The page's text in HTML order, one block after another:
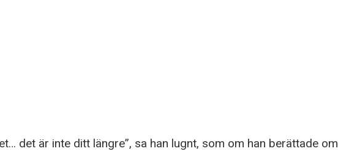
det är inte ditt längre”, sa han lugnt, som om han berättade om